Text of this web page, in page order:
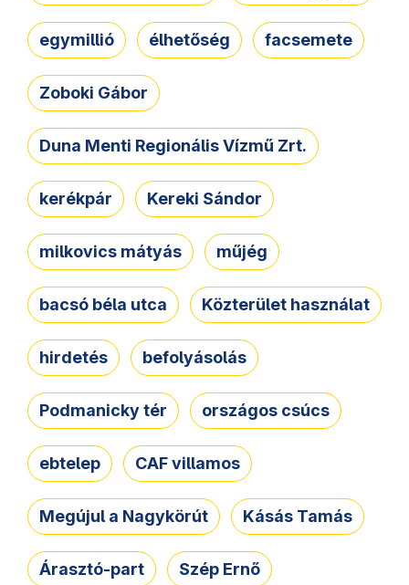
egymillió élhetőség facsemete
Zoboki Gábor
Duna Menti Regionális Vízmű Zrt.
kerékpár Kereki Sándor
milkovics mátyás műjég
bacsó béla utca Közterület használat
hirdetés befolyásolás
Podmanicky tér országos csúcs
ebtelep CAF villamos
Megújul a Nagykörút Kásás Tamás
Árasztó-part Szép Ernő